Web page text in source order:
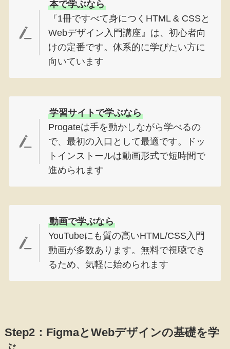
本で学ぶなら
『1冊ですべて身につくHTML & CSSと
Webデザイン入門講座』は、初心者向
けの定番です。体系的に学びたい方に
向いています
学習サイトで学ぶなら
Progateは手を動かしながら学べるの
で、最初の入口として最適です。ドッ
トインストールは動画形式で短時間で
進められます
動画で学ぶなら
YouTubeにも質の高いHTML/CSS入門
動画が多数あります。無料で視聴でき
るため、気軽に始められます
Step2：FigmaとWebデザインの基礎を学